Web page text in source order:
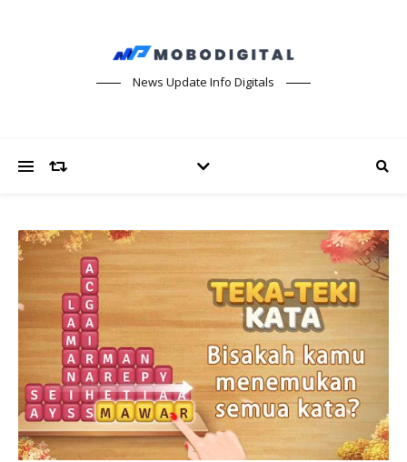
News Update Info Digitals